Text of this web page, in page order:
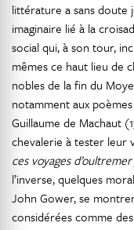
littérature a sans doute
imaginaire lié à la
social qui, à son tour,
mêmes ce haut lieu de
nobles de la fin du
notamment aux
Guillaume de Machaut
chevalerie à tester leur
ces voyages
l’inverse, quelques
John Gower, se
considérées comme